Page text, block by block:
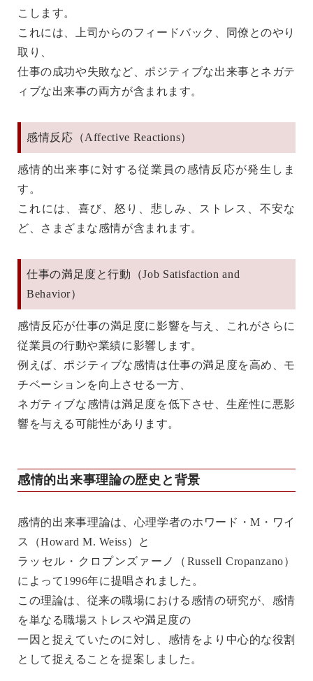
こします。
これには、上司からのフィードバック、同僚とのやり
取り、
仕事の成功や失敗など、ポジティブな出来事とネガテ
ィブな出来事の両方が含まれます。
感情反応（Affective Reactions）
感情的出来事に対する従業員の感情反応が発生しま
す。
これには、喜び、怒り、悲しみ、ストレス、不安な
ど、さまざまな感情が含まれます。
仕事の満足度と行動（Job Satisfaction and
Behavior）
感情反応が仕事の満足度に影響を与え、これがさらに
従業員の行動や業績に影響します。
例えば、ポジティブな感情は仕事の満足度を高め、モ
チベーションを向上させる一方、
ネガティブな感情は満足度を低下させ、生産性に悪影
響を与える可能性があります。
感情的出来事理論の歴史と背景
感情的出来事理論は、心理学者のホワード・M・ワイ
ス（Howard M. Weiss）と
ラッセル・クロプンズァーノ（Russell Cropanzano）
によって1996年に提唱されました。
この理論は、従来の職場における感情の研究が、感情
を単なる職場ストレスや満足度の
一因と捉えていたのに対し、感情をより中心的な役割
として捉えることを提案しました。